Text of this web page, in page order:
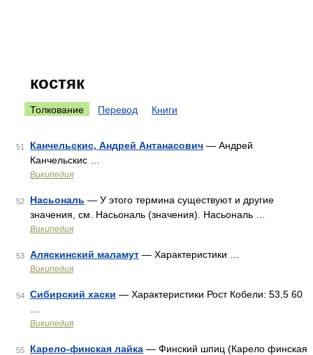
костяк
Толкование Перевод Книги
51 Канчельскис, Андрей Антанасович — Андрей
Канчельскис …
Википедия
52 Насьональ — У этого термина существуют и другие
значения, см. Насьональ (значения). Насьональ …
Википедия
53 Аляскинский маламут — Характеристики …
Википедия
54 Сибирский хаски — Характеристики Рост Кобели: 53,5 60
Википедия
55 Карело-финская лайка — Финский шпиц (Карело финская